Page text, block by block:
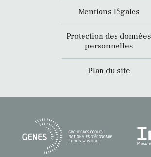
Mentions légales
Protection des données
personnelles
Plan du site